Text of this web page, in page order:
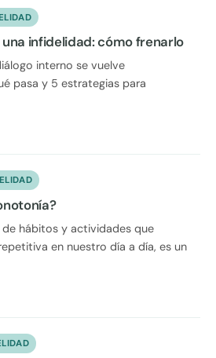
infidelidad: cómo frenarlo
interno se vuelve
pasa y 5 estrategias para
hábitos y actividades que
en nuestro día a día, es un